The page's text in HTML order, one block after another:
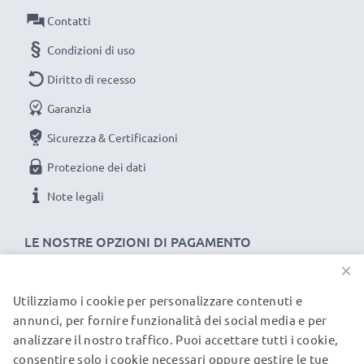
Collegamento 1: Mini USB
Collegamento 2: USB A
Versione: 2.0
Velocità di trasferimento (max): 480 MBit/s - USB 2.0
Corrente di carica: 1A
Lunghezza Cavo: 1m
Colore: nero
Un cavo usb dati / ricarica dall'ottimo rapporto
subtel significa qualità certificata, per questo diamo 3
anni di garanzia
LE NOSTRE OPZIONI DI PAGAMENTO
Contatti
Condizioni di uso
Diritto di recesso
Garanzia
Sicurezza & Certificazioni
Protezione dei dati
Note legali
I NOSTRI PARTNER DI SPEDIZIONE
×
Utilizziamo i cookie per personalizzare contenuti e
annunci, per fornire funzionalità dei social media e per
analizzare il nostro traffico. Puoi accettare tutti i cookie,
consentire solo i cookie necessari oppure gestire le tue